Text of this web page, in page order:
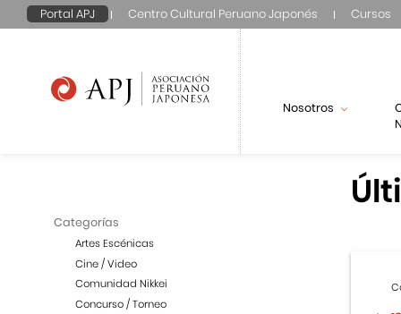
Portal APJ Centro Cultural Peruano Japonés Cursos
Nosotros
Categorías
Artes Escénicas
Cine / Video
Comunidad Nikkei
Concurso / Torneo